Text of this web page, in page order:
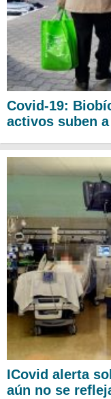
Covid-19:
activos suben a
ICovid alerta
aún no se